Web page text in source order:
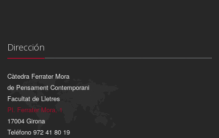
Dirección
Càtedra Ferrater Mora
de Pensament Contemporani
Facultat de Lletres
Pl. Ferrater Mora, 1
17004 Girona
Teléfono 972 41 80 19